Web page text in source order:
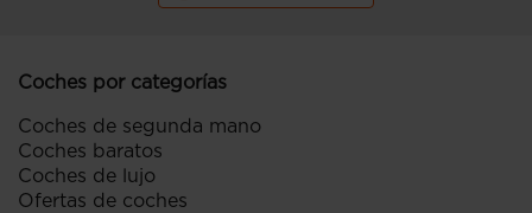
Coches por categorías
Coches de segunda mano
Coches baratos
Coches de lujo
Ofertas de coches